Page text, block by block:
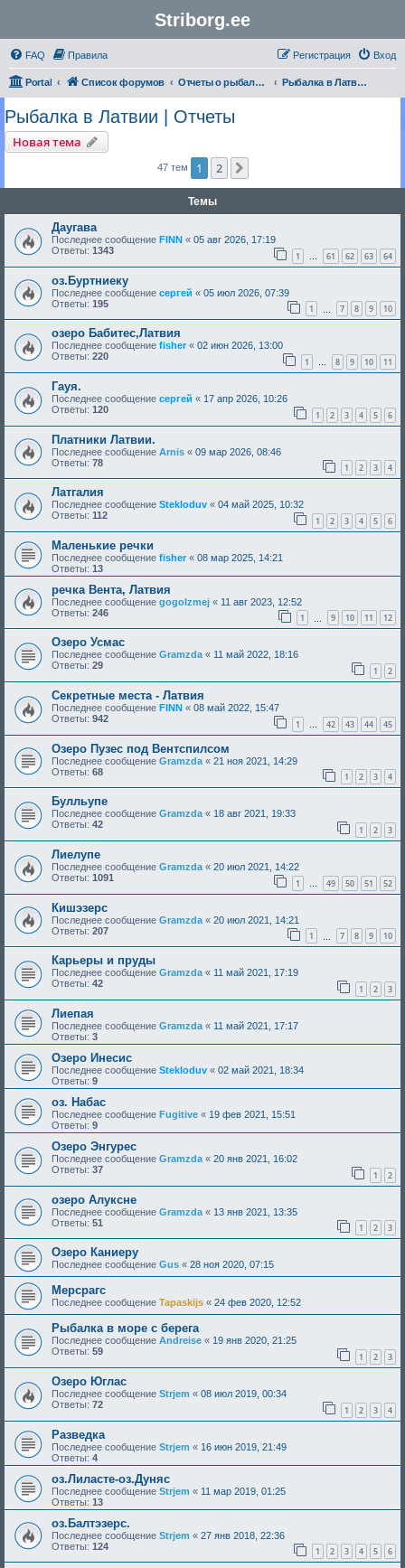
Striborg.ee
FAQ Правила Вход
Регистрация
Portal Список форумов Отчеты о рыбалке и не только Рыбалка в Латвии | Отчеты
Рыбалка в Латвии | Отчеты
Новая тема
47 тем 1 2
Темы
Даугава
Последнее сообщение FINN « 05 авг 2026, 17:19
Ответы: 1343 1 … 61 62 63 64
оз.Буртниеку
Последнее сообщение сергей « 05 июл 2026, 07:39
Ответы: 195 1 7 8 9 10
озеро Бабитес,Латвия
Последнее сообщение fisher« 02 июн 2026, 13:00
Ответы: 220 1 … 8 9 10 11
Гауя.
Последнее сообщение сергей « 17 апр 2026, 10:26
Ответы: 120 1 2 3 4 5 6
Платники Латвии.
Последнее сообщение Arnis « 09 мар 2026, 08:46
Ответы: 78 1 2 3 4
Латгалия
Последнее сообщение Stekloduv « 04 май 2025, 10:32
Ответы: 112 1 2 3 4 5 6
Маленькие речки
Последнее сообщение fisher« 08 мар 2025, 14:21
Ответы: 13
речка Вента, Латвия
Последнее сообщение gogolzmej « 11 авг 2023, 12:52
Ответы: 246 1 9 10 11 12
Озеро Усмас
Последнее сообщение Gramzda« 11 май 2022, 18:16
Ответы: 29 1 2
Секретные места - Латвия
Последнее сообщение FINN « 08 май 2022, 15:47
Ответы: 942 1 … 42 43 44 45
Озеро Пузес под Вентспилсом
Последнее сообщение Gramzda « 21 ноя 2021, 14:29
Ответы: 68 1 2 3 4
Булльупе
Последнее сообщение Gramzda« 18 авг 2021, 19:33
Ответы: 42 1 2 3
Лиелупе
Последнее сообщение Gramzda « 20 июл 2021, 14:22
Ответы: 1091 1 … 49 50 51 52
Кишэзерс
Последнее сообщение Gramzda « 20 июл 2021, 14:21
Ответы: 207 1 7 8 9 10
Карьеры и пруды
Последнее сообщение Gramzda « 11 май 2021, 17:19
Ответы: 42 1 2 3
Лиепая
Последнее сообщение Gramzda « 11 май 2021, 17:17
Ответы: 3
Озеро Инесис
Последнее сообщение Stekloduv « 02 май 2021, 18:34
Ответы: 9
оз. Набас
Последнее сообщение Fugitive « 19 фев 2021, 15:51
Ответы: 9
Озеро Энгурес
Последнее сообщение Gramzda « 20 янв 2021, 16:02
Ответы: 37 1 2
озеро Алуксне
Последнее сообщение Gramzda « 13 янв 2021, 13:35
Ответы: 51 1 2 3
Озеро Каниеру
Последнее сообщение Gus « 28 ноя 2020, 07:15
Мерсрагс
Последнее сообщение Tapaskijs « 24 фев 2020, 12:52
Рыбалка в море с берега
Последнее сообщение Andreise « 19 янв 2020, 21:25
Ответы: 59 1 2 3
Озеро Юглас
Последнее сообщение Strjem « 08 июл 2019, 00:34
Ответы: 72 1 2 3 4
Разведка
Последнее сообщение Strjem « 16 июн 2019, 21:49
Ответы: 4
оз.Лиласте-оз.Дуняс
Последнее сообщение Strjem « 11 мар 2019, 01:25
Ответы: 13
оз.Балтэзерс.
Последнее сообщение Strjem « 27 янв 2018, 22:36
Ответы: 124 1 2 3 4 5 6